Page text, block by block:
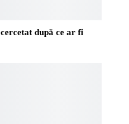
după ce ar fi